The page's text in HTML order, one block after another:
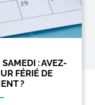
: AVEZ-
FÉRIÉ DE
?